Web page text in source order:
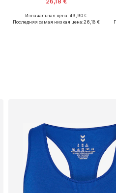
Доступные размеры: XS, S, M
Изначальная цена: 49,90 €
Последняя самая низкая цена:26,18 €